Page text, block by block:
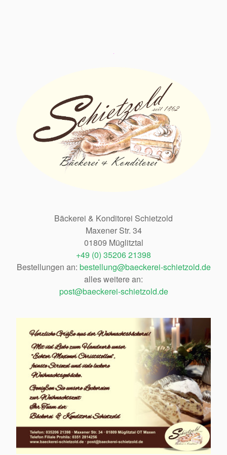
Bäckerei & Konditorei Schietzold
Maxener Str. 34
01809 Müglitztal
+49 (0) 35206 21398
Bestellungen an: bestellung@baeckerei-schietzold.de
alles weitere an:
post@baeckerei-schietzold.de